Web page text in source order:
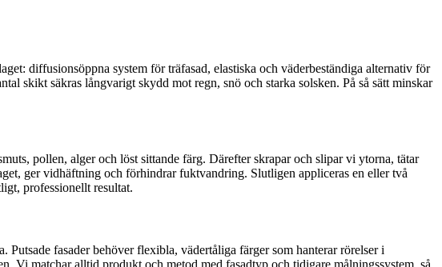
diffusionsöppna system för träfasad, elastiska och väderbeständiga alternativ för
skikt säkras långvarigt skydd mot regn, snö och starka solsken. På så sätt minskar
pollen, alger och löst sittande färg. Därefter skrapar och slipar vi ytorna, tätar
ger vidhäftning och förhindrar fuktvandring. Slutligen appliceras en eller två
professionellt resultat.
fasader behöver flexibla, vädertåliga färger som hanterar rörelser i
Vi matchar alltid produkt och metod med fasadtyp och tidigare målningssystem, så